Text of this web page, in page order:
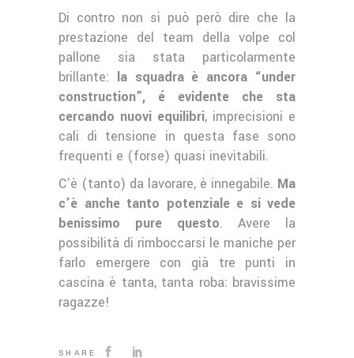
Di contro non si può però dire che la
prestazione del team della volpe col
pallone sia stata particolarmente
brillante: la squadra è ancora “under
construction”, é evidente che sta
cercando nuovi equilibri, imprecisioni e
cali di tensione in questa fase sono
frequenti e (forse) quasi inevitabili.
C’è (tanto) da lavorare, è innegabile. Ma
c’è anche tanto potenziale e si vede
benissimo pure questo. Avere la
possibilità di rimboccarsi le maniche per
farlo emergere con già tre punti in
cascina è tanta, tanta roba: bravissime
ragazze!
SHARE